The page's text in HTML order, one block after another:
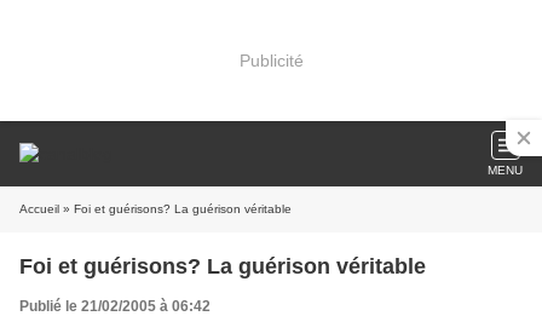
Publicité
MENU
Accueil » Foi et guérisons? La guérison véritable
Foi et guérisons? La guérison véritable
Publié le 21/02/2005 à 06:42